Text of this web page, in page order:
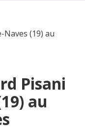
Naves (19) au
Pisani
au